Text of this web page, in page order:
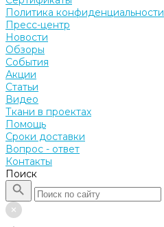
Политика конфиденциальности
Пресс-центр
Новости
Обзоры
События
Акции
Статьи
Видео
Ткани в проектах
Помощь
Сроки доставки
Вопрос - ответ
Контакты
Поиск